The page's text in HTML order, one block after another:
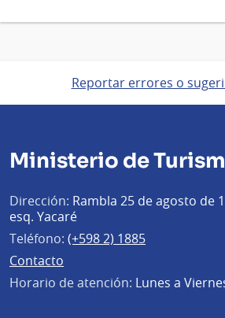
Reportar errores o
Ministerio de
Dirección: Rambla 25 de agosto de
esq. Yacaré
Teléfono: (+598 2) 1885
Contacto
Horario de atención: Lunes a